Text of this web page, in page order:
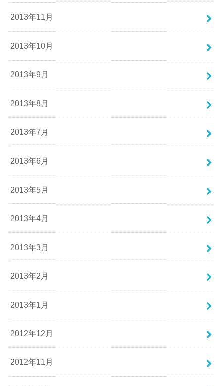
2013年11月
2013年10月
2013年9月
2013年8月
2013年7月
2013年6月
2013年5月
2013年4月
2013年3月
2013年2月
2013年1月
2012年12月
2012年11月